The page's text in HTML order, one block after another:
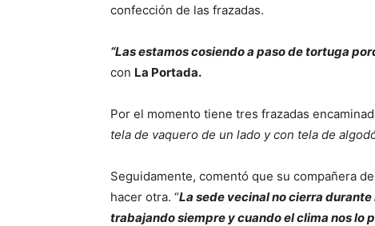
confección de las frazadas.
“Las estamos cosiendo a paso de tortuga
con La Portada.
Por el momento tiene tres frazadas
tela de vaquero de un lado y con tela de
Seguidamente, comentó que su compañera
hacer otra. “La sede vecinal no cierra
trabajando siempre y cuando el clima nos lo